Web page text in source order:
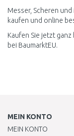
Messer, Scheren
kaufen und online
Kaufen Sie jetzt
bei BaumarktEU.
MEIN KONTO
MEIN KONTO